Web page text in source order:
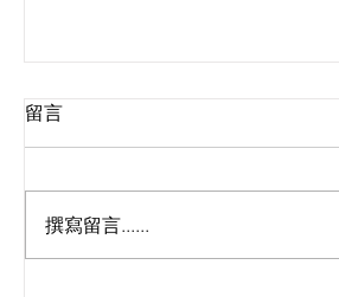
留言
撰寫留言......